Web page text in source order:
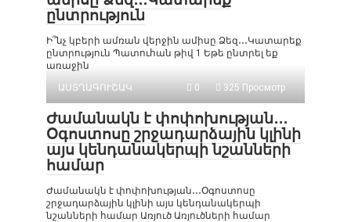
ընտրություն
Ի՞նչ կբերի ամռան վերջին ամիսը Ձեզ․․․Կատարեք
ընտրություն Պատուհան թիվ 1 Եթե ընտրել եք
առաջին
ԱՍՏՂԱԳՈՒՇԱԿ
0 325 Просмотр
Ժամանակն է փոփոխության․․․
Օգոստոսը շրջադարձային կլինի
այս կենդանակերպի նշանների
համար
Ժամանակն է փոփոխության․․․Օգոստոսը
շրջադարձային կլինի այս կենդանակերպի
նշանների համար Առյուծ Առյուծների համար